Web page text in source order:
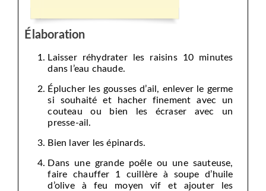
Élaboration
Laisser réhydrater les raisins 10 minutes
dans l’eau chaude.
Éplucher les gousses d’ail, enlever le germe
si souhaité et hacher finement avec un
couteau ou bien les écraser avec un
presse-ail.
Bien laver les épinards.
Dans une grande poêle ou une sauteuse,
faire chauffer 1 cuillère à soupe d’huile
d’olive à feu moyen vif et ajouter les